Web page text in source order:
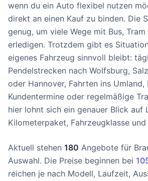
wenn du ein Auto flexibel nutzen
direkt an einen Kauf zu binden. Die
genug, um viele Wege mit Bus,
erledigen. Trotzdem gibt es
eigenes Fahrzeug sinnvoll bleibt:
Pendelstrecken nach Wolfsburg,
oder Hannover, Fahrten ins Umland,
Kundentermine oder regelmäßige
hier lohnt sich ein genauer Blick auf
Kilometerpaket, Fahrzeugklasse
Aktuell stehen 180 Angebote für
Auswahl. Die Preise beginnen bei
reichen je nach Modell, Laufzeit,